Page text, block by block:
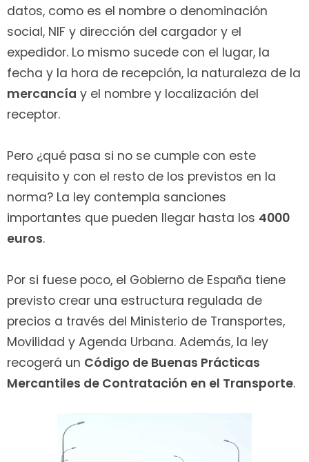
datos, como es el nombre o denominación
social, NIF y dirección del cargador y el
expedidor. Lo mismo sucede con el lugar, la
fecha y la hora de recepción, la naturaleza de la
mercancía y el nombre y localización del
receptor.
Pero ¿qué pasa si no se cumple con este
requisito y con el resto de los previstos en la
norma? La ley contempla sanciones
importantes que pueden llegar hasta los 4000
euros.
Por si fuese poco, el Gobierno de España tiene
previsto crear una estructura regulada de
precios a través del Ministerio de Transportes,
Movilidad y Agenda Urbana. Además, la ley
recogerá un Código de Buenas Prácticas
Mercantiles de Contratación en el Transporte.